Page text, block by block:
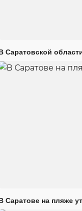
Саратовской
Саратове на пляже